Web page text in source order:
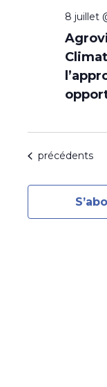
8 juillet
Évènements
précédents